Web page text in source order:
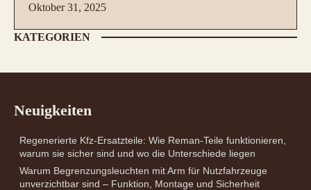
Oktober 31, 2025
KATEGORIEN
Neuigkeiten
Regenerierte Kfz-Ersatzteile: Wie Reman-Teile funktionieren,
warum sie sicher sind und wo die Unterschiede liegen
Warum Begrenzungsleuchten mit Arm für Nutzfahrzeuge
unverzichtbar sind – Funktion, Montage und Sicherheit